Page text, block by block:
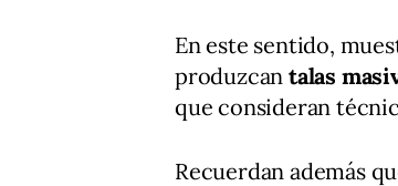
En este sentido,
produzcantalas
que consideran
Recuerdan además